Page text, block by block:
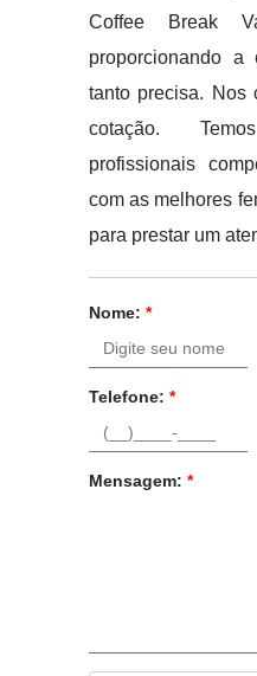
Coffee Break
proporcionando a
tanto precisa. Nos
cotação.
profissionais
com as melhores
para prestar um
Nome: *
Telefone: *
Mensagem: *